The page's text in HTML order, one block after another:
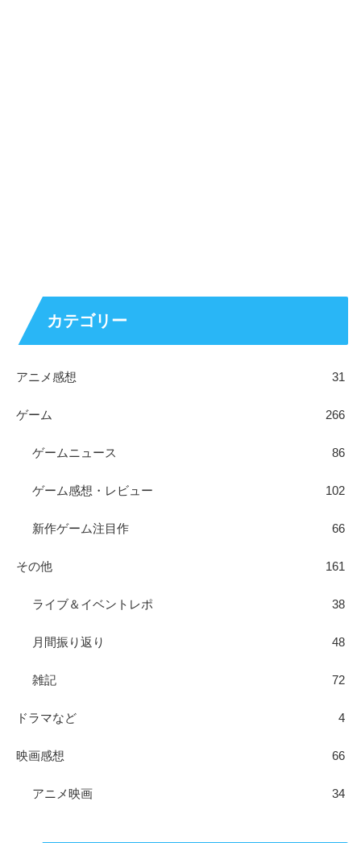
カテゴリー
アニメ感想 31
ゲーム 266
ゲームニュース 86
ゲーム感想・レビュー 102
新作ゲーム注目作 66
その他 161
ライブ＆イベントレポ 38
月間振り返り 48
雑記 72
ドラマなど 4
映画感想 66
アニメ映画 34